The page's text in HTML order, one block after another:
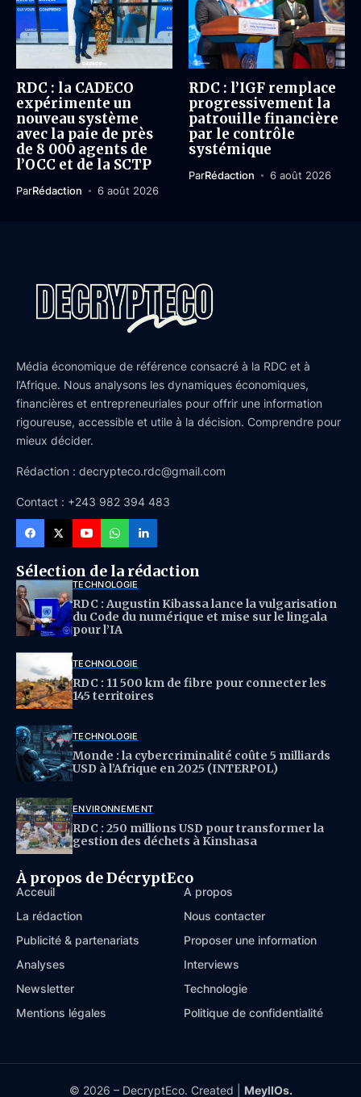
RDC : la CADECO
expérimente un
nouveau système
avec la paie de près
de 8 000 agents de
l’OCC et de la SCTP
ParRédaction 6 août 2026
RDC : l’IGF remplace
progressivement la
patrouille financière
par le contrôle
systémique
ParRédaction 6 août 2026
Média économique de référence consacré à la RDC et à
l’Afrique. Nous analysons les dynamiques économiques,
financières et entrepreneuriales pour offrir une information
rigoureuse, accessible et utile à la décision. Comprendre pour
mieux décider.
Rédaction : decrypteco.rdc@gmail.com
Contact : +243 982 394 483
Sélection de la rédaction
TECHNOLOGIE
RDC : Augustin Kibassa lance la vulgarisation
du Code du numérique et mise sur le lingala
pour l’IA
TECHNOLOGIE
RDC : 11 500 km de fibre pour connecter les
145 territoires
TECHNOLOGIE
Monde : la cybercriminalité coûte 5 milliards
USD à l’Afrique en 2025 (INTERPOL)
ENVIRONNEMENT
RDC : 250 millions USD pour transformer la
gestion des déchets à Kinshasa
À propos de DécryptEco
Acceuil
À propos
La rédaction
Nous contacter
Publicité & partenariats
Proposer une information
Analyses
Interviews
Newsletter
Technologie
Mentions légales
Politique de confidentialité
© 2026 – DecryptEco. Created | MeyllOs.